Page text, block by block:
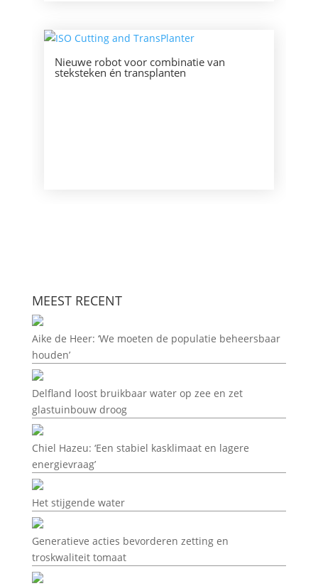
Nieuwe robot voor combinatie van
steksteken én transplanten
MEEST RECENT
Aike de Heer: ‘We moeten de populatie beheersbaar
houden’
Delfland loost bruikbaar water op zee en zet
glastuinbouw droog
Chiel Hazeu: ‘Een stabiel kasklimaat en lagere
energievraag’
Het stijgende water
Generatieve acties bevorderen zetting en
troskwaliteit tomaat